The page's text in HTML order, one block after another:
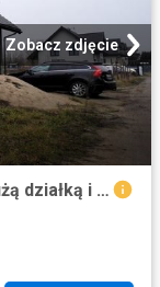
Zobacz zdjęcie
Polecam dom w stanie surowym z dużą działką i możliwością wykończenia